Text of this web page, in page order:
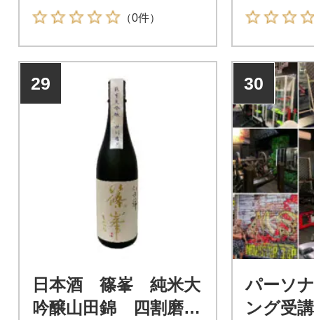
（0件）
29
日本酒 篠峯 純米大
吟醸山田錦 四割磨
30
パーソ
ング受